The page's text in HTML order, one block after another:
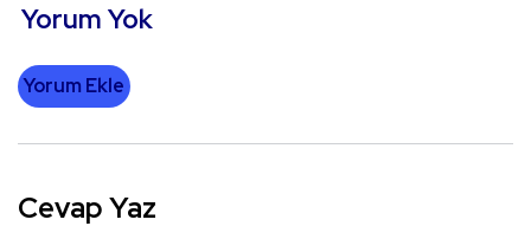
Yorum Yok
Yorum Ekle
Cevap Yaz